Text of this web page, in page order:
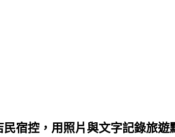
宿控，用照片與文字記錄旅遊